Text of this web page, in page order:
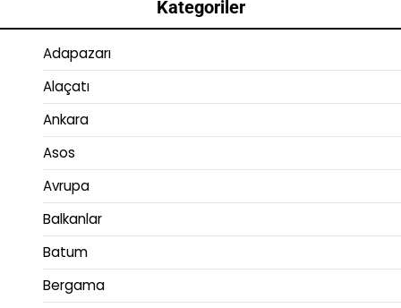
Kategoriler
Adapazarı
Alaçatı
Ankara
Asos
Avrupa
Balkanlar
Batum
Bergama